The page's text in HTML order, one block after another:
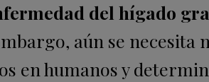
del hígado
aún se necesita
en humanos y